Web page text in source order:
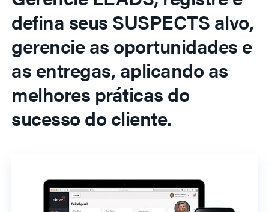
defina seus SUSPECTS alvo,
gerencie as oportunidades e
as entregas, aplicando as
melhores práticas do
sucesso do cliente.